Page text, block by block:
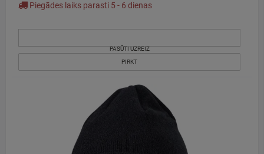
Piegādes laiks parasti 5 - 6 dienas
PASŪTI UZREIZ
PIRKT